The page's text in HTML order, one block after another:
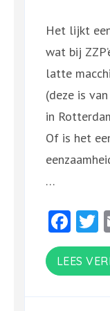
Het lijkt
wat bij
latte
(deze is
in
Of is het
…
LEES